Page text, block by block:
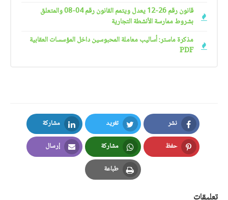
قانون رقم 26-12 يعدل ويتمم القانون رقم 04-08 والمتعلق
بشروط ممارسة الأنشطة التجارية
مذكرة ماستر: أساليب معاملة المحبوسين داخل المؤسسات العقابية
PDF
نشر
Facebook
تغريد
Twitter
مشاركة
LinkedIn
حفظ
Pinterest
مشاركة
Whatsapp
إرسال
Email
طباعة
Print